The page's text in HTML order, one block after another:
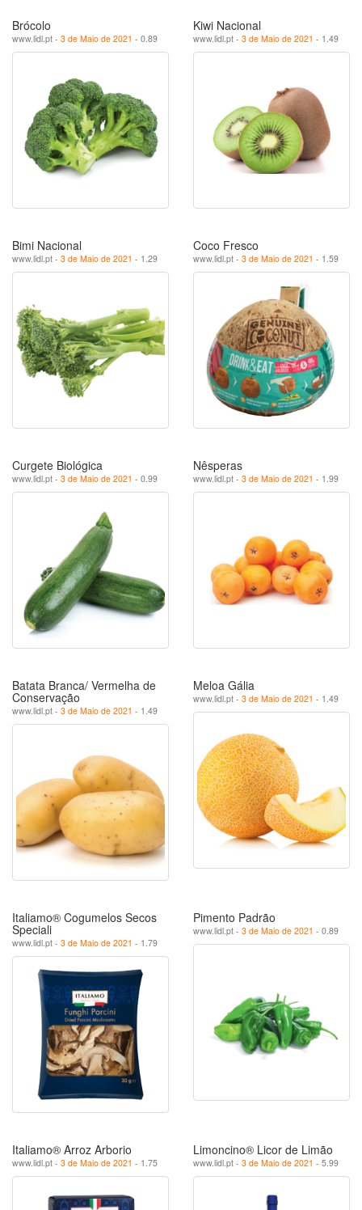
Brócolo
www.lidl.pt - 3 de Maio de 2021 - 0.89
Kiwi Nacional
www.lidl.pt - 3 de Maio de 2021 - 1.49
Bimi Nacional
www.lidl.pt - 3 de Maio de 2021 - 1.29
Coco Fresco
www.lidl.pt - 3 de Maio de 2021 - 1.59
Curgete Biológica
www.lidl.pt - 3 de Maio de 2021 - 0.99
Nêsperas
www.lidl.pt - 3 de Maio de 2021 - 1.99
Batata Branca/ Vermelha de
Conservação
www.lidl.pt - 3 de Maio de 2021 - 1.49
Meloa Gália
www.lidl.pt - 3 de Maio de 2021 - 1.49
Italiamo® Cogumelos Secos
Speciali
www.lidl.pt - 3 de Maio de 2021 - 1.79
Pimento Padrão
www.lidl.pt - 3 de Maio de 2021 - 0.89
Italiamo® Arroz Arborio
www.lidl.pt - 3 de Maio de 2021 - 1.75
Limoncino® Licor de Limão
www.lidl.pt - 3 de Maio de 2021 - 5.99